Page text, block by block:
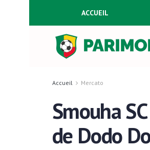
ACCUEIL
Accueil Mercato
Smouha
de Dodo